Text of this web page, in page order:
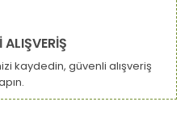
ALIŞVERİŞ
kaydedin, güvenli alışveriş